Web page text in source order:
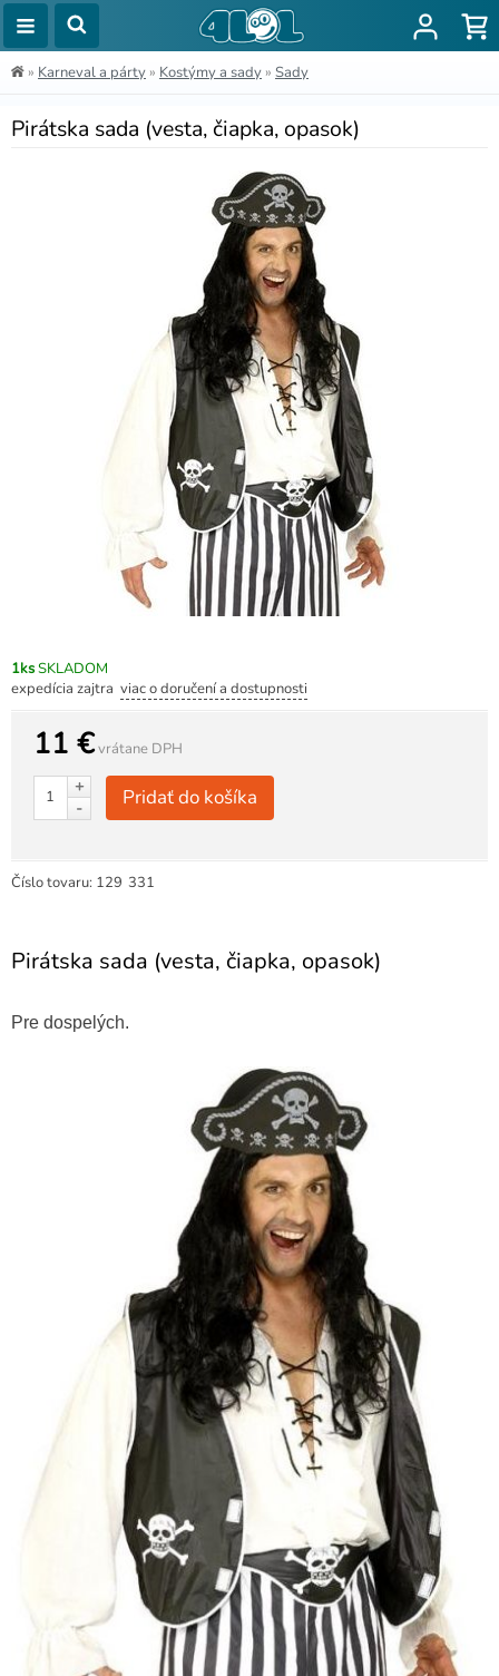
» Karneval a párty » Kostýmy a sady » Sady
Pirátska sada (vesta, čiapka, opasok)
1ksSKLADOM
expedícia zajtra viac o doručení a dostupnosti
11 €vrátane DPH
+
-
Pridať do košíka
Číslo tovaru: 129 331
Pirátska sada (vesta, čiapka, opasok)
Pre dospelých.